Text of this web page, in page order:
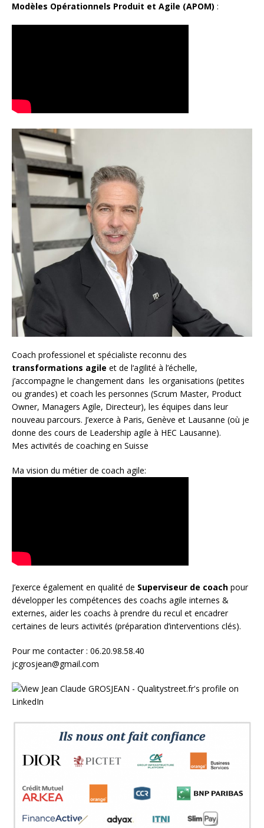
Modèles Opérationnels Produit et Agile (APOM) :
Coach professionel et spécialiste reconnu des
transformations agile et de l‘agilité à l’échelle,
j’accompagne le changement dans les organisations (petites
ou grandes) et coach les personnes (Scrum Master, Product
Owner, Managers Agile, Directeur), les équipes dans leur
nouveau parcours. J’exerce à Paris, Genève et Lausanne (où je
donne des cours de Leadership agile à HEC Lausanne).
Mes activités de coaching en Suisse
Ma vision du métier de coach agile:
J’exerce également en qualité de Superviseur de coach pour
développer les compétences des coachs agile internes &
externes, aider les coachs à prendre du recul et encadrer
certaines de leurs activités (préparation d’interventions clés).
Pour me contacter : 06.20.98.58.40
jcgrosjean@gmail.com